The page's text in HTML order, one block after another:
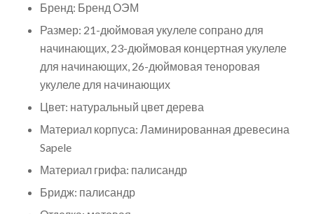
Бренд: Бренд ОЭМ
Размер: 21-дюймовая укулеле сопрано для
начинающих, 23-дюймовая концертная укулеле
для начинающих, 26-дюймовая теноровая
укулеле для начинающих
Цвет: натуральный цвет дерева
Материал корпуса: Ламинированная древесина
Sapele
Материал грифа: палисандр
Бридж: палисандр